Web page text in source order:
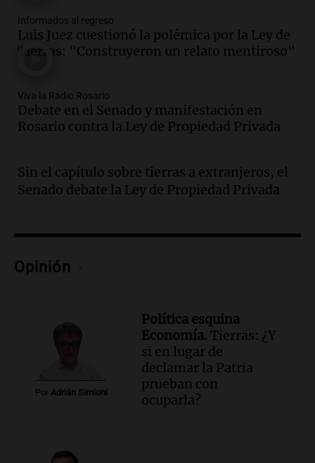
controvertidos
Panorama Federal
Episodios
privada en el Senado Nacional
Panorama Federal
Episodios
contrato entre cooperativa argentina y
Huawei en Neuquén
Audio.El vicegobernador de Salta resalta
provincia y su integración
Audio.
La amiga del Papa León XIV
recordó su paso por Perú: "Nos decía
siempre: ''Difundan el milagro''"
Episodios
Santa Fe, segunda provincia con
Panorama Federal
Informados al regreso
Luis Juez cuestionó la polémica por la Ley de
Tierras: "Construyeron un relato mentiroso"
Viva la Radio Rosario
Debate en el Senado y manifestación en
Rosario contra la Ley de Propiedad Privada
Sin el capítulo sobre tierras a extranjeros, el
Senado debate la Ley de Propiedad Privada
Opinión
Por Adrián Simioni
Política esquina
Economía. Tierras: ¿Y
si en lugar de
declamar la Patria
prueban con
ocuparla?